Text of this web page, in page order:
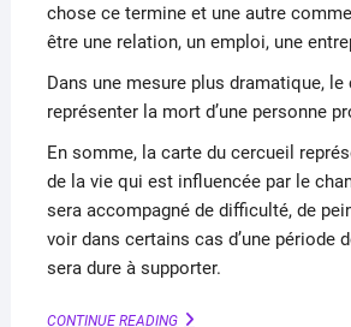
chose ce termine et une autre
être une relation, un emploi, une
Dans une mesure plus dramatique,
représenter la mort d’une personne
En somme, la carte du cercueil
de la vie qui est influencée par le
sera accompagné de difficulté, de
voir dans certains cas d’une période
sera dure à supporter.
CONTINUE READINGLE